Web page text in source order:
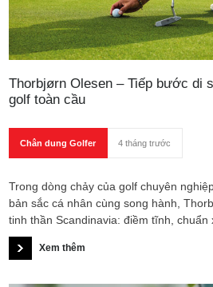
Thorbjørn Olesen – Tiếp bước di
golf toàn cầu
Chân dung Golfer 4 tháng trước
Trong dòng chảy của golf chuyên
bản sắc cá nhân cùng song hành,
tinh thần Scandinavia: điềm tĩnh,
thập kỷ thi đấu đỉnh cao trên DP World
bằng danh hiệu mà còn bằng khả năng
Xem thêm